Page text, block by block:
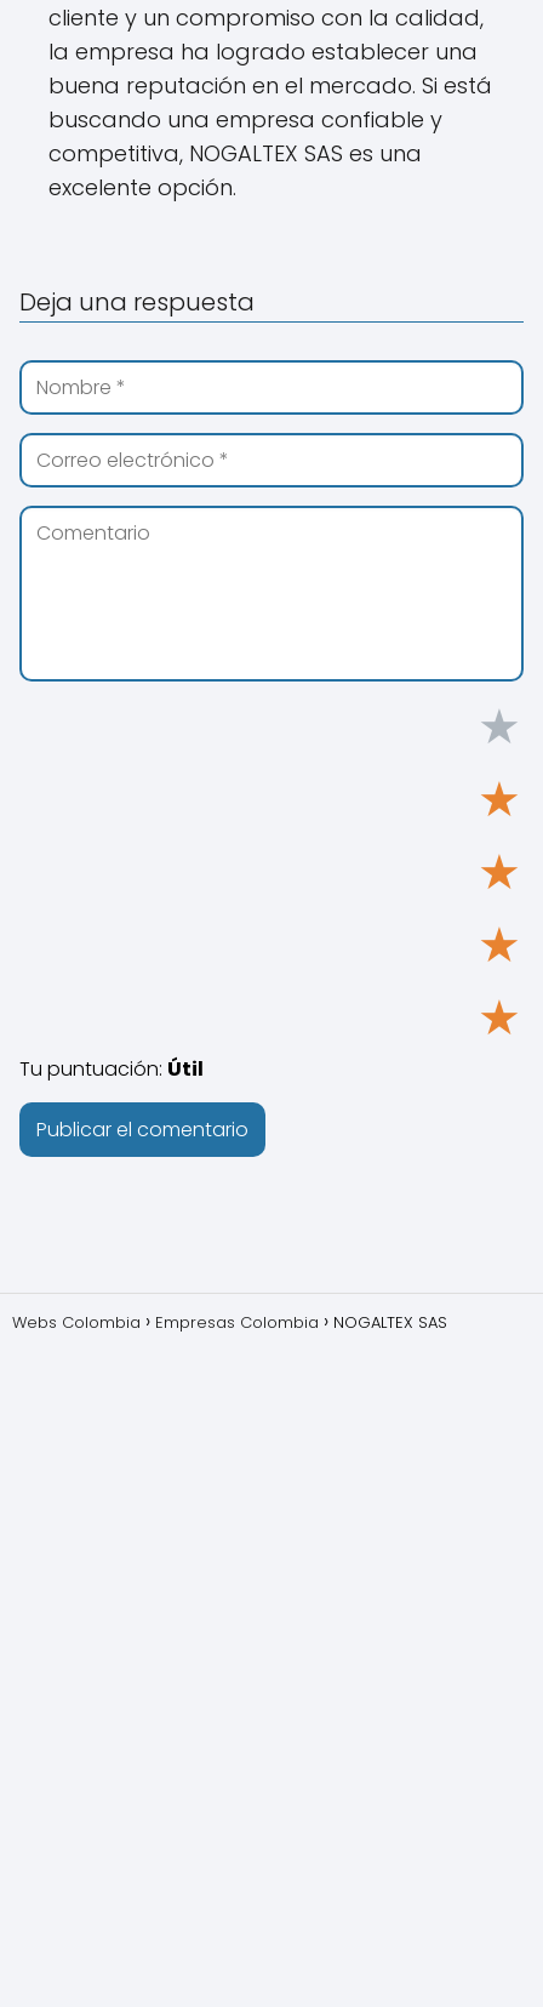
cliente y un compromiso con la calidad,
la empresa ha logrado establecer una
buena reputación en el mercado. Si está
buscando una empresa confiable y
competitiva, NOGALTEX SAS es una
excelente opción.
Deja una respuesta
★
★
★
★
★
Tu puntuación: Útil
Webs Colombia Empresas Colombia NOGALTEX SAS